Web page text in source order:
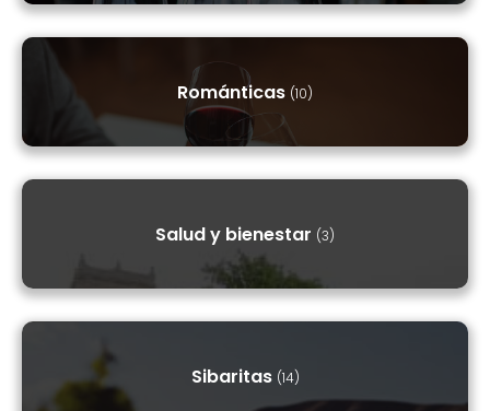
Románticas (10)
Salud y bienestar (3)
Sibaritas (14)